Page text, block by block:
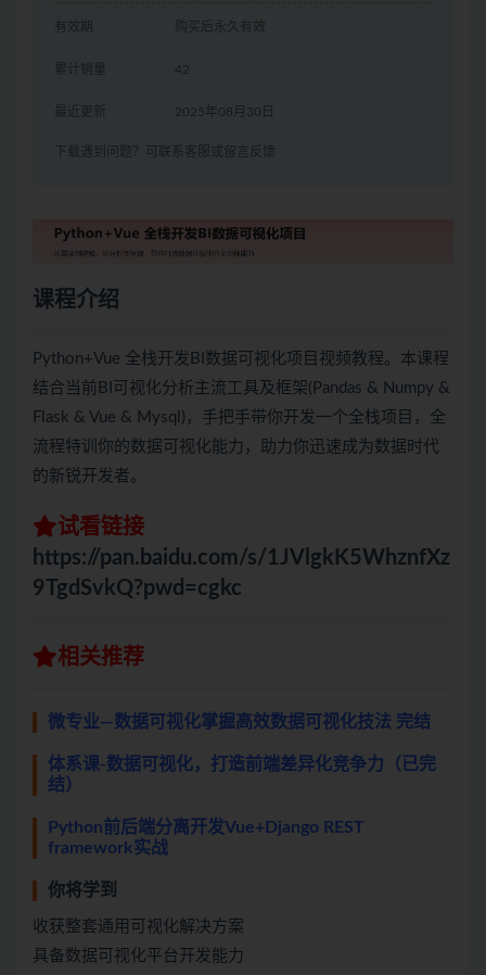
有效期 购买后永久有效
累计销量 42
最近更新 2025年08月30日
下载遇到问题？可联系客服或留言反馈
课程介绍
Python+Vue 全栈开发BI数据可视化项目视频教程。本课程
结合当前BI可视化分析主流工具及框架(Pandas & Numpy &
Flask & Vue & Mysql)，手把手带你开发一个全栈项目，全
流程特训你的数据可视化能力，助力你迅速成为数据时代
的新锐开发者。
试看链接
https://pan.baidu.com/s/1JVlgkK5WhznfXz
9TgdSvkQ?pwd=cgkc
相关推荐
微专业—数据可视化掌握高效数据可视化技法 完结
体系课-数据可视化，打造前端差异化竞争力（已完
结）
Python前后端分离开发Vue+Django REST
framework实战
你将学到
收获整套通用可视化解决方案
具备数据可视化平台开发能力